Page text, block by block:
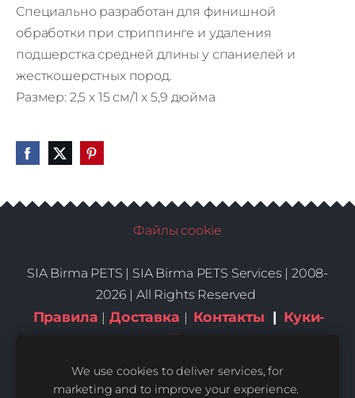
Специально разработан для финишной
обработки при стриппинге и удаления
подшерстка средней длины у спаниелей и
жесткошерстных пород.
Размер: 2,5 x 15 см/1 x 5,9 дюйма
Файлы cookie
SIA Birma PETS |
SIA Birma PETS Services | 2008-
2026 | All Rights Reserved
Правила Доставка Контакты | Куки-
файлы
We use cookies to deliver services, for
marketing and to improve your experience.